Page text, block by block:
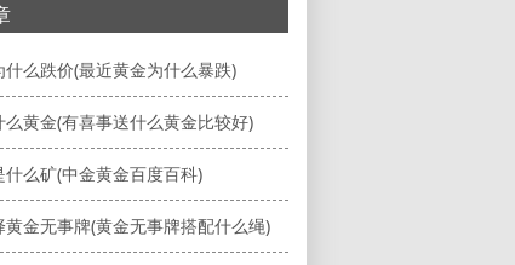
什么跌价(最近黄金为什么暴跌)
么黄金(有喜事送什么黄金比较好)
么矿(中金黄金百度百科)
黄金无事牌(黄金无事牌搭配什么绳)